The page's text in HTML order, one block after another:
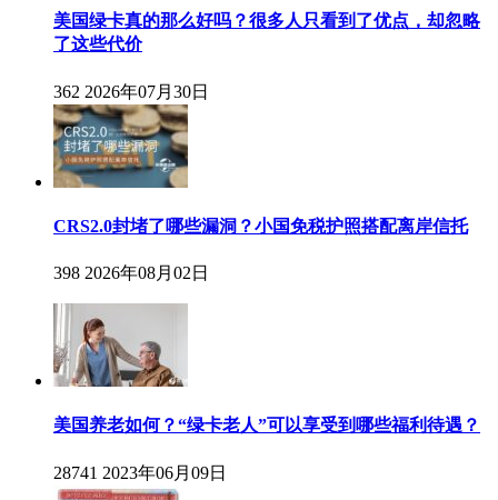
美国绿卡真的那么好吗？很多人只看到了优点，却忽略
了这些代价
362 2026年07月30日
CRS2.0封堵了哪些漏洞？小国免税护照搭配离岸信托
398 2026年08月02日
美国养老如何？“绿卡老人”可以享受到哪些福利待遇？
28741 2023年06月09日